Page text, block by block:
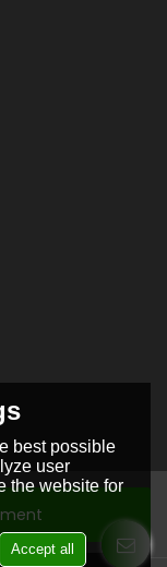
best possible
user
the website for
Accept all